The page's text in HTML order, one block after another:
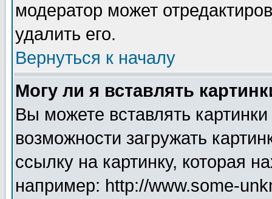
модератор может
удалить его.
Вернуться к началу
Могу ли я вставлять
Вы можете вставлять
возможности загружать
ссылку на картинку, которая
например: http://www.some-